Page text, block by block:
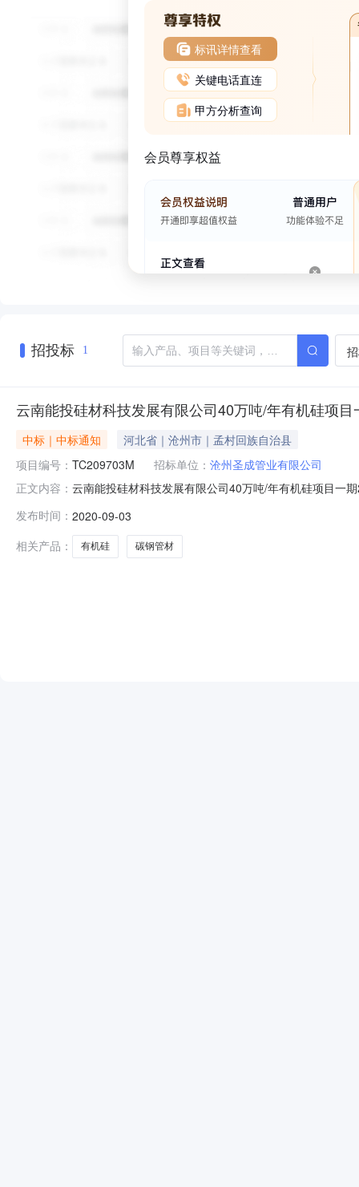
标讯详情查看
关键电话直连
甲方分析查询
会员尊享权益
招投标 1
云南能投硅材科技发展有限公司40万吨/年有机硅项
中标｜中标通知
河北省｜沧州市｜孟村回族自治县
项目编号： TC209703M 招标单位： 沧州圣成管业有限公司
正文内容： 云南能投硅材科技发展有限公司40万吨/年有机硅项目一
投硅材科技发展有限公司40万吨/年有机硅项目一期20万
发布时间： 2020-09-03
相关产品：
有机硅 碳钢管材